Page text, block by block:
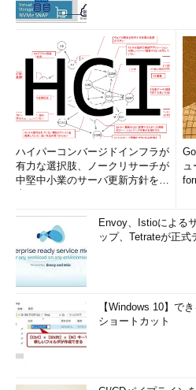
ハイパーコンバージドインフラが
有力な選択肢、ノークリサーチが
中堅中小業のサーバ更新方針を調
ュ
Envoy、Istioによる
ップ、Tetrateが正式
【Windows 10】で
ショートカット